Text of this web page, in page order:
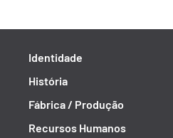
Identidade
História
Fábrica / Produção
Recursos Humanos